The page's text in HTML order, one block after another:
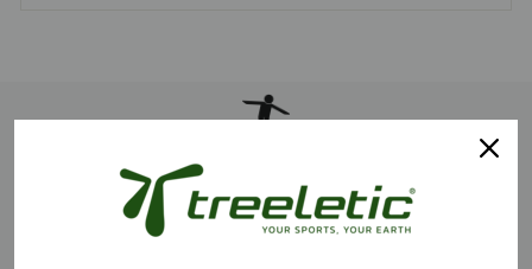
KOORDINATION
Das Balanceboard verbessert Stabilität und Koordination durch das
Training von Gleichgewichtssinn und Muskelkontrolle für effektive